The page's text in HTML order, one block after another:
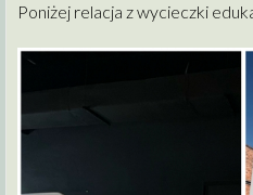
Poniżej relacja z wycieczki